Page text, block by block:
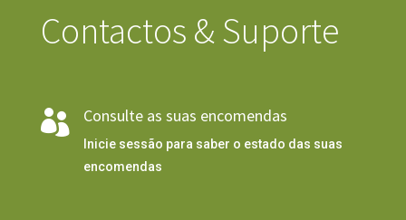
Contactos & Suporte
 Consulte as suas encomendas
Inicie sessão para saber o estado das suas
encomendas